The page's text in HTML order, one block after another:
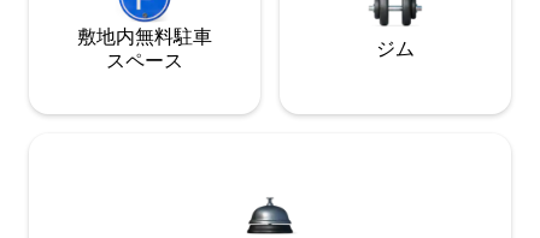
敷地内無料駐⁠車
ス⁠ペ⁠ー⁠ス
ジム